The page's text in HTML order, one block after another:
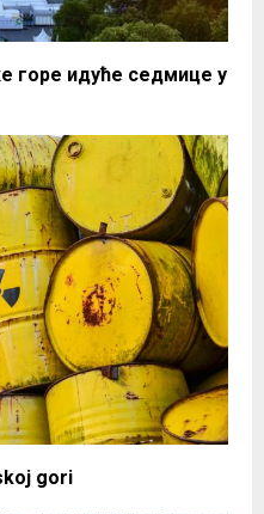
горе идуће седмице у
gori